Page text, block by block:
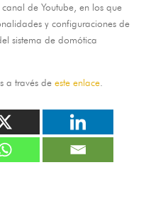
de Youtube, en los que
y configuraciones de
sistema de domótica
a través de este enlace.